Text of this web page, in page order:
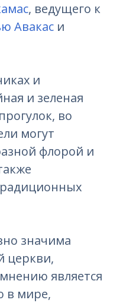
, ведущего к
Авакас и
и
и зеленая
во
могут
флорой и
значима
церкви,
является
в мире,